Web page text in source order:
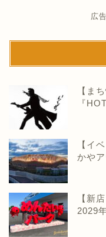
広
【ま
『
【イ
かや
【新
2029